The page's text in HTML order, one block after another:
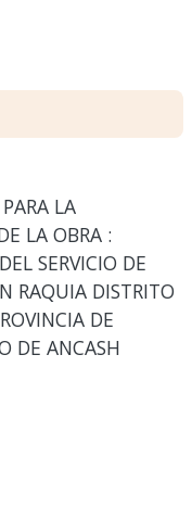
LA
LA OBRA :
SERVICIO DE
RAQUIA DISTRITO
DE
DE ANCASH